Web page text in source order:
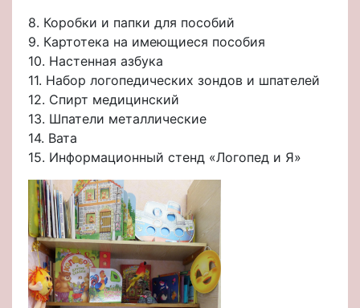
8. Коробки и папки для пособий
9. Картотека на имеющиеся пособия
10. Настенная азбука
11. Набор логопедических зондов и шпателей
12. Спирт медицинский
13. Шпатели металлические
14. Вата
15. Информационный стенд «Логопед и Я»